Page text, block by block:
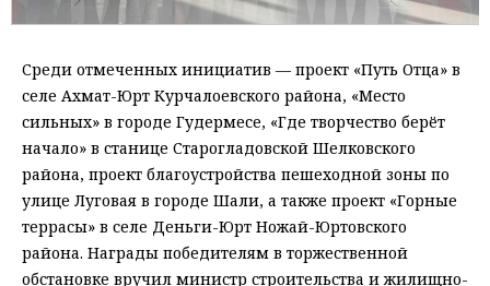
Среди отмеченных инициатив — проект «Путь Отца» в
селе Ахмат-Юрт Курчалоевского района, «Место
сильных» в городе Гудермесе, «Где творчество берёт
начало» в станице Старогладовской Шелковского
района, проект благоустройства пешеходной зоны по
улице Луговая в городе Шали, а также проект «Горные
террасы» в селе Деньги-Юрт Ножай-Юртовского
района. Награды победителям в торжественной
обстановке вручил министр строительства и жилищно-